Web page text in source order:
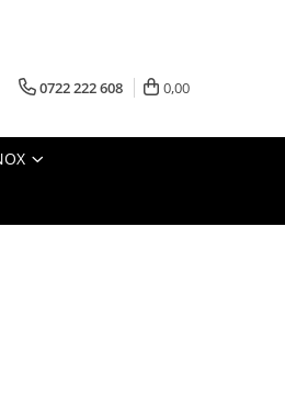
0722 222 608 0,00